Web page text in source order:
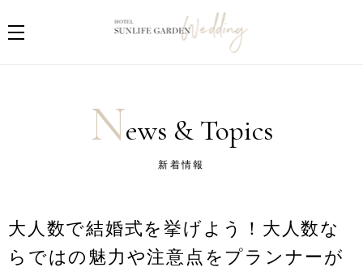
News & Topics
新着情報
大人数で結婚式を挙げよう！大人数な
らではの魅力や注意点をプランナーが